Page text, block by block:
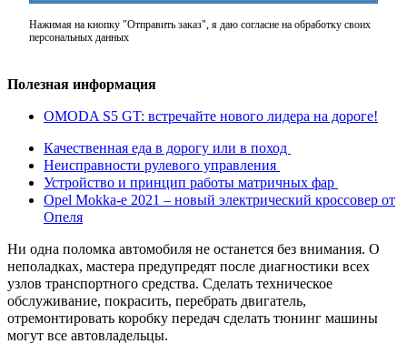
Нажимая на кнопку "Отправить заказ", я даю согласие на обработку своих
персональных данных
Полезная информация
OMODA S5 GT: встречайте нового лидера на дороге!
Качественная еда в дорогу или в поход
Неисправности рулевого управления
Устройство и принцип работы матричных фар
Opel Mokka-e 2021 – новый электрический кроссовер от
Опеля
Ни одна поломка автомобиля не останется без внимания. О
неполадках, мастера предупредят после диагностики всех
узлов транспортного средства. Сделать техническое
обслуживание, покрасить, перебрать двигатель,
отремонтировать коробку передач сделать тюнинг машины
могут все автовладельцы.